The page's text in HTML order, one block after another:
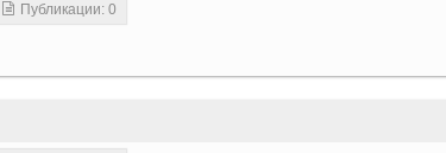
Публикации: 0